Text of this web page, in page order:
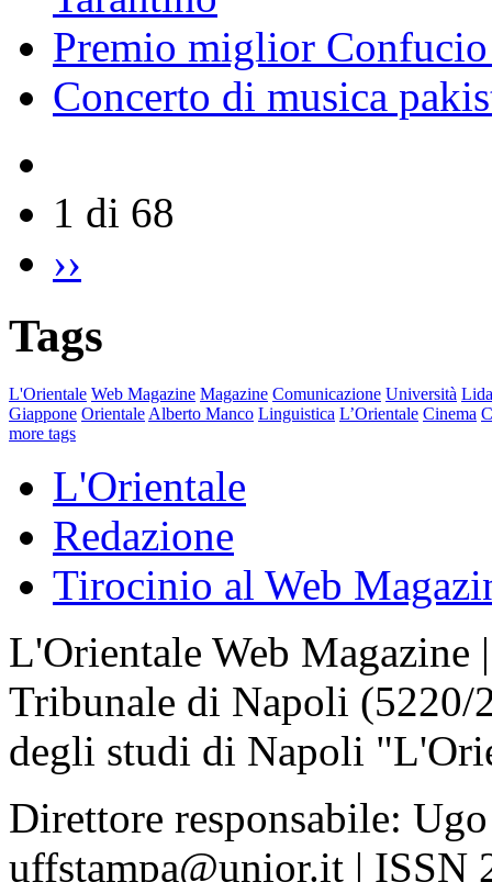
Premio miglior
Concerto di musica
1 di 68
››
Tags
L'Orientale Web Magazine Magazine Comunicazione Università
Giappone Orientale Alberto Manco Linguistica L’Orientale Cinema
more tags
L'Orientale
Redazione
Tirocinio al Web
L'Orientale Web Magazine
Tribunale di Napoli
degli studi di Napoli
Direttore responsabile:
uffstampa@unior.it | ISSN